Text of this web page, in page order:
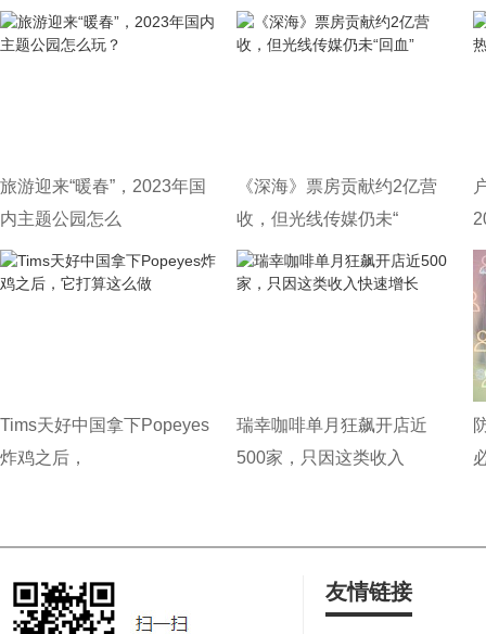
旅游迎来“暖春”，2023年国
内主题公园怎么
《深海》票房贡献约2亿营
收，但光线传媒仍未“
Tims天好中国拿下Popeyes
炸鸡之后，
瑞幸咖啡单月狂飙开店近
500家，只因这类收入
友情链接